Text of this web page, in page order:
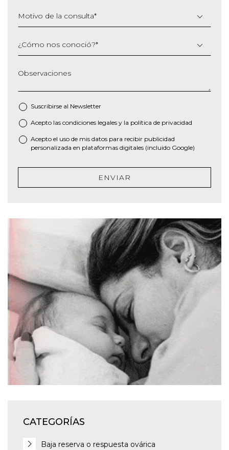
Motivo de la consulta*
¿Cómo nos conoció?*
Observaciones
Suscribirse al Newsletter
* Acepto las condiciones legales y la política de privacidad
Acepto el uso de mis datos para recibir publicidad
personalizada en plataformas digitales (incluido Google)
ENVIAR
CATEGORÍAS
Baja reserva o respuesta ovárica